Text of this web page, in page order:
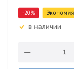
-20% Экономия
в наличии